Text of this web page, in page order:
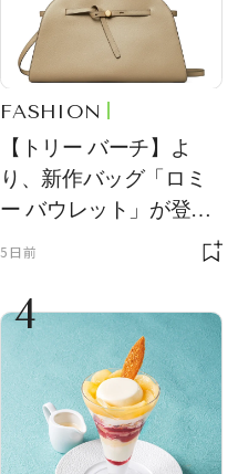
FASHION
【トリー バーチ】よ
り、新作バッグ「ロミ
ー バウレット」が登
場！ デザイン性と収納
5日前
4